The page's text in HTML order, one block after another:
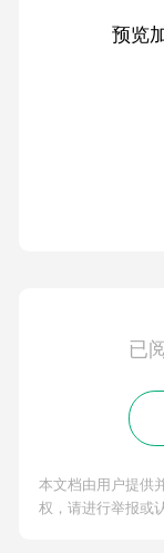
预览
已
本文档由用户提供
权，请进行举报或